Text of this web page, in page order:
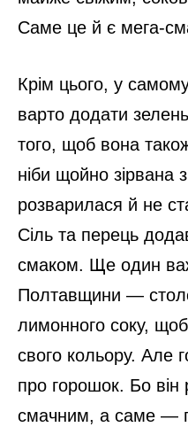
Саме це й є мега-
Крім цього, у
варто додати
того, щоб вона
ніби щойно зірвана
розварилася й не
Сіль та перець
смаком. Ще один
Полтавщини —
лимонного соку,
свого кольору. Але
про горошок. Бо
смачним, а саме —